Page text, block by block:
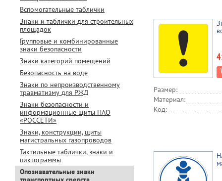
Вспомогательные таблички
Знаки и таблички для строительных
площадок
Групповые и комбинированные
знаки безопасности
Знаки категорий помещений
Безопасность на воде
Знаки по непроизводственному
травматизму для РЖД
Знаки безопасности и
информационные щиты ПАО
«РОССЕТИ»
Знаки, конструкции, щиты
магистральных газопроводов
Тактильные таблички, знаки и
пиктограммы
Опознавательные знаки
Размер:
Материал:
Код: